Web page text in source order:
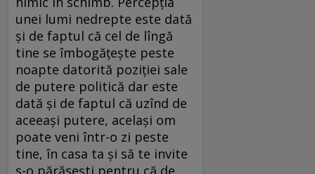
unei lumi nedrepte este dată
şi de faptul că cel de lîngă
tine se îmbogăţeşte peste
noapte datorită poziţiei sale
de putere politică dar este
dată şi de faptul că uzînd de
aceeaşi putere, acelaşi om
poate veni într-o zi peste
tine, în casa ta şi să te invite